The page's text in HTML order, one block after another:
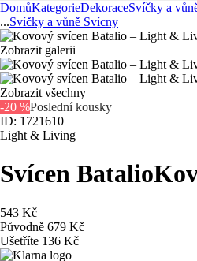
DomůKategorieDekoraceSvíčky a
...Svíčky a vůně Svícny
Zobrazit galerii
Zobrazit všechny
-20 %Poslední kousky
ID: 1721610
Light & Living
Svícen Batalio
543 Kč
Původně 679 Kč
Ušetříte 136 Kč